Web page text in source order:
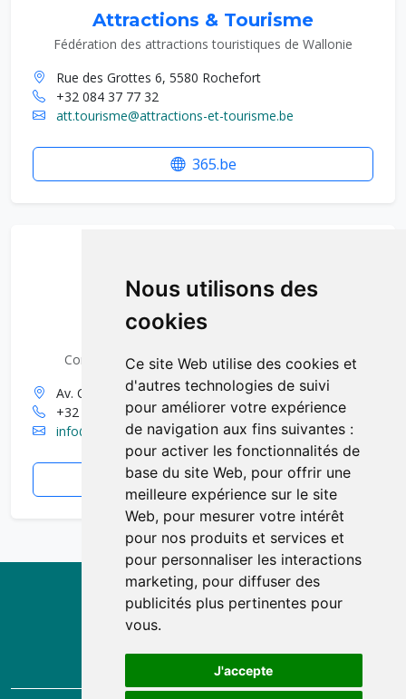
Nous utilisons des
cookies
Ce site Web utilise des cookies et
d'autres technologies de suivi
pour améliorer votre expérience
de navigation aux fins suivantes :
pour activer les fonctionnalités de
base du site Web, pour offrir une
meilleure expérience sur le site
Web, pour mesurer votre intérêt
pour nos produits et services et
pour personnaliser les interactions
marketing, pour diffuser des
publicités plus pertinentes pour
vous.
J'accepte
Attractions & Tourisme
Fédération des attractions touristiques de Wallonie
Rue des Grottes 6, 5580 Rochefort
+32 084 37 77 32
att.tourisme@attractions-et-tourisme.be
365.be
VisitWallonia
Commissariat général au Tourisme de Wallonie
Av. Comte de Smet de Nayer 14, 5000 Namur
+32 (0)81 84 41 00
info@visitwallonia.be
visitwallonia.be